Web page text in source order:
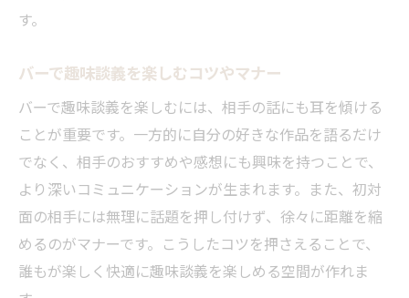
す。
バーで趣味談義を楽しむコツやマナー
バーで趣味談義を楽しむには、相手の話にも耳を傾ける
ことが重要です。一方的に自分の好きな作品を語るだけ
でなく、相手のおすすめや感想にも興味を持つことで、
より深いコミュニケーションが生まれます。また、初対
面の相手には無理に話題を押し付けず、徐々に距離を縮
めるのがマナーです。こうしたコツを押さえることで、
誰もが楽しく快適に趣味談義を楽しめる空間が作れま